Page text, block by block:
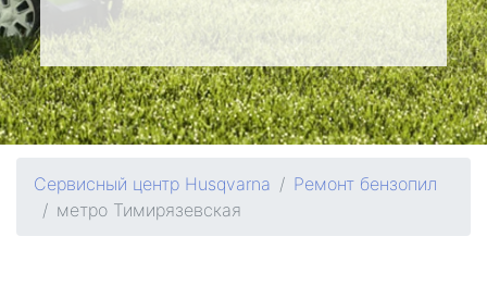
Сервисный центр Husqvarna
Ремонт бензопил
метро Тимирязевская